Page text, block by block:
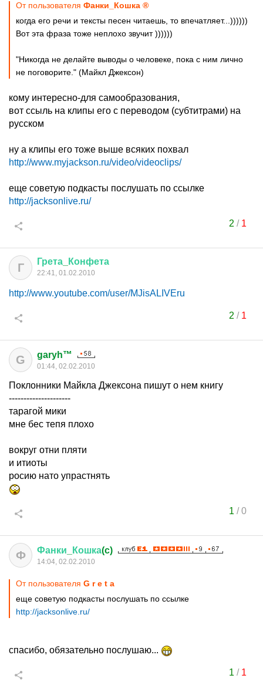
От пользователя Фанки_Кошка ®
когда его речи и тексты песен читаешь, то впечатляет...))))))
Вот эта фраза тоже неплохо звучит ))))))
"Никогда не делайте выводы о человеке, пока с ним лично
не поговорите." (Майкл Джексон)
кому интересно-для самообразования,
вот ссыль на клипы его с переводом (субтитрами) на
русском
ну а клипы его тоже выше всяких похвал
http://www.myjackson.ru/video/videoclips/
еще советую подкасты послушать по ссылке
http://jacksonlive.ru/
2 / 1
Г Грета Конфета
22:41, 01.02.2010
http://www.youtube.com/user/MJisALIVEru
2 / 1
G garyh™
01:44, 02.02.2010
Поклонники Майкла Джексона пишут о нем книгу
---------------------
тарагой мики
мне бес тепя плохо
вокруг отни пляти
и итиоты
росию нато упрастнять
1 /0
Ф Фанки Кошка(c)
14:04, 02.02.2010
От пользователя G r e t a
еще советую подкасты послушать по ссылке
http://jacksonlive.ru/
спасибо, обязательно послушаю...
1 / 1